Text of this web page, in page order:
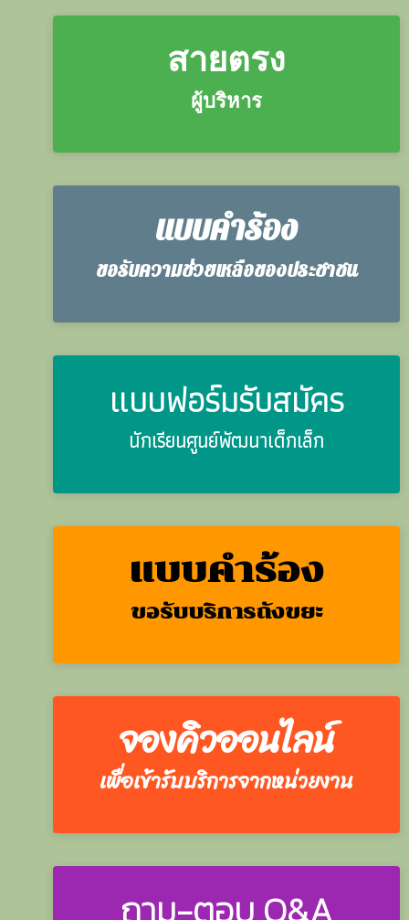
สายตรง
ผู้บริหาร
แบบคำร้อง
ขอรับความช่วยเหลือของประชาชน
แบบฟอร์มรับสมัคร
นักเรียนศูนย์พัฒนาเด็กเล็ก
แบบคำร้อง
ขอรับบริการถังขยะ
จองคิวออนไลน์
เพื่อเข้ารับบริการจากหน่วยงาน